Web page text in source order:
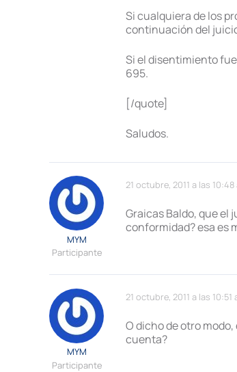
Si cualquiera de los
continuación del
Si el disentimiento
695.
[/quote]
Saludos.
21 octubre, 2011 a las 10:48
MYM
Participante
Graicas Baldo, que el
conformidad? esa es
21 octubre, 2011 a las 10:51
MYM
Participante
O dicho de otro
cuenta?